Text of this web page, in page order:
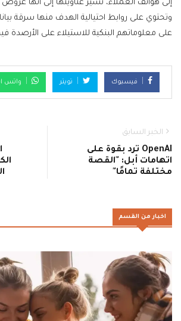
إلى هواتف العملاء، تشير عناوينها إلى أنها
وتحتوي على روابط احتيالية الهدف منها سرقة
على معلوماتهم البنكية للاستيلاء على الأرصدة
فيسبوك تويتر واتس
الخبر السابق
OpenAI ترد بقوة على
اتهامات أبل: "القصة
مختلفة تمامًا"
اخبار من القسم